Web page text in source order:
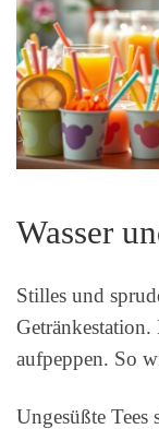
Wasser
Stilles und
Getränkestation.
aufpeppen. So
Ungesüßte Tees